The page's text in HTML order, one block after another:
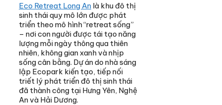
Eco Retreat Long An là khu đô thị
sinh thái quy mô lớn được phát
triển theo mô hình “retreat sống”
– nơi con người được tái tạo năng
lượng mỗi ngày thông qua thiên
nhiên, không gian xanh và nhịp
sống cân bằng. Dự án do nhà sáng
lập Ecopark kiến tạo, tiếp nối
triết lý phát triển đô thị sinh thái
đã thành công tại Hưng Yên, Nghệ
An và Hải Dương.